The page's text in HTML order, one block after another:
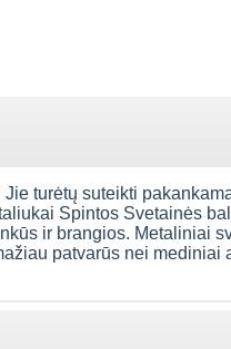
turėtų suteikti
Spintos Svetainės
ir brangios. Metaliniai
patvarūs nei mediniai